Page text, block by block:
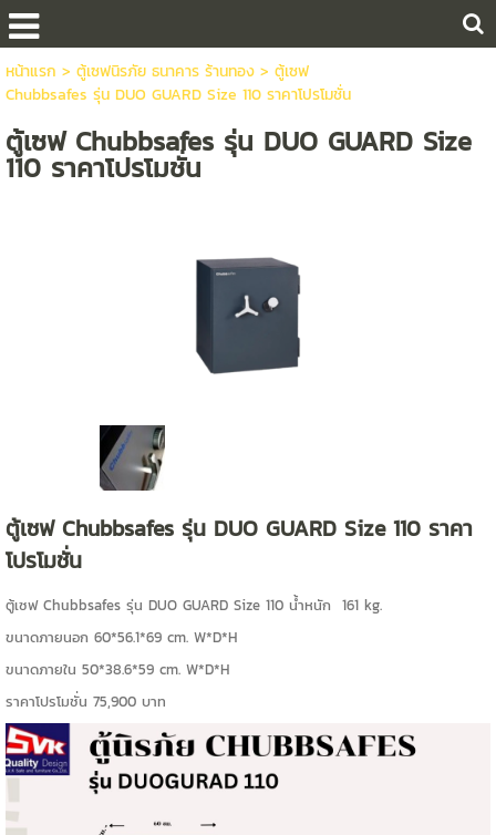
หน้าแรก > ตู้เซฟนิรภัย ธนาคาร ร้านทอง> ตู้เซฟ
Chubbsafes รุ่น DUO GUARD Size 110 ราคาโปรโมชั่น
ตู้เซฟ Chubbsafes รุ่น DUO GUARD Size
110 ราคาโปรโมชั่น
ตู้เซฟ Chubbsafes รุ่น DUO GUARD Size 110 ราคา
โปรโมชั่น
ตู้เซฟ Chubbsafes รุ่น DUO GUARD Size 110 น้ำหนัก 161 kg.
ขนาดภายนอก 60*56.1*69 cm. W*D*H
ขนาดภายใน 50*38.6*59 cm. W*D*H
ราคาโปรโมชั่น 75,900 บาท